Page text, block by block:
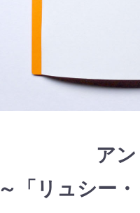
ア
～「リュシー